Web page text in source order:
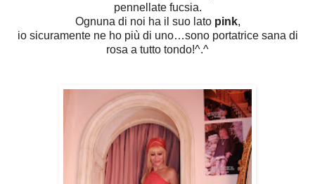
pennellate fucsia.
Ognuna di noi ha il suo lato pink,
io sicuramente ne ho più di uno…sono portatrice sana di
rosa a tutto tondo!^.^